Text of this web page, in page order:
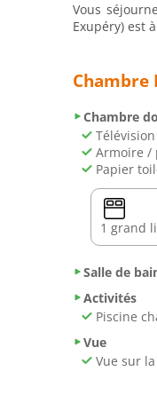
Vous
Exupéry) est
Chambre
Chambre
Télévision
Armoire /
Papier
1 grand
Salle de
Activités
Piscine
Vue
Vue sur